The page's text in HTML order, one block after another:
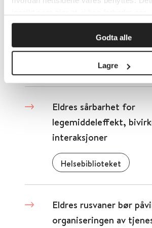
Godta alle
Lagre
råd
Helsedirektoratet
Eldres sårbarhet for
legemiddeleffekt,
interaksjoner
Helsebiblioteket
Eldres rusvaner bør
organiseringen av